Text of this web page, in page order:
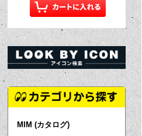
MIM (カタログ)